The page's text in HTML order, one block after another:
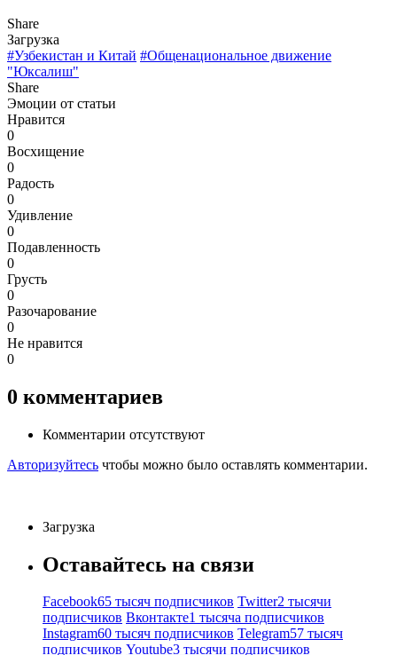
Share
Загрузка
#Узбекистан и Китай #Общенациональное движение
"Юксалиш"
Share
Эмоции от статьи
Нравится
0
Восхищение
0
Радость
0
Удивление
0
Подавленность
0
Грусть
0
Разочарование
0
Не нравится
0
0 комментариев
Комментарии отсутствуют
Авторизуйтесь чтобы можно было оставлять комментарии.
Загрузка
Оставайтесь на связи
Facebook65 тысяч подписчиков Twitter2 тысячи
подписчиков Вконтакте1 тысяча подписчиков
Instagram60 тысяч подписчиков Telegram57 тысяч
подписчиков Youtube3 тысячи подписчиков